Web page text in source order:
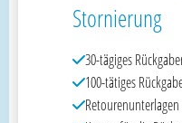
Stornierung
30-tägiges
100-tätiges